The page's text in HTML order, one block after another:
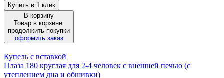
Купить в 1 клик
В корзину
Товар в корзине.
продолжить покупки
оформить заказ
Купель с вставкой
Плаза 180 круглая для 2-4 человек с внешней печью (с
утеплением дна и обшивки)